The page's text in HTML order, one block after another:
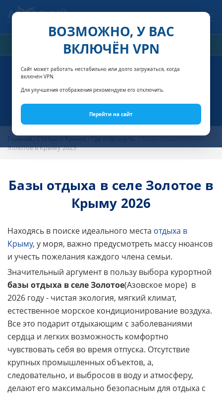
ВОЗМОЖНО, У ВАС
ВКЛЮЧЁН VPN
Сайт может работать нестабильно или долго загружаться, когда
включён VPN.
Для улучшения отображения рекомендуем его отключить.
Перейти на сайт
РАСЧЁТ СТОИМОСТИ
Главная Статьи о Крыме Где отдохнуть
Золотое в Крыму 2023
Базы отдыха в селе Золотое в
Крыму 2026
Находясь в поиске идеального места отдыха в
Крыму, у моря, важно предусмотреть массу нюансов
и учесть пожелания каждого члена семьи.
Значительный аргумент в пользу выбора курортной
базы отдыха в селе Золотое(Азовское море) в
2026 году - чистая экология, мягкий климат,
естественное морское кондиционирование воздуха.
Все это подарит отдыхающим с заболеваниями
сердца и легких возможность комфортно
чувствовать себя во время отпуска. Отсутствие
крупных промышленных объектов, а,
следовательно, и выбросов в воду и атмосферу,
делают его максимально безопасным для отдыха с